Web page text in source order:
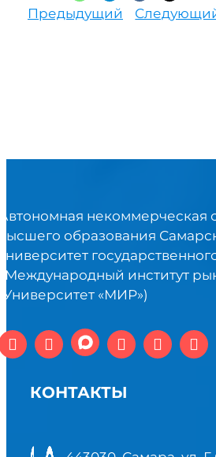
Предыдущий
некоммерческая
образования
институт
«МИР»)
КОНТАКТЫ